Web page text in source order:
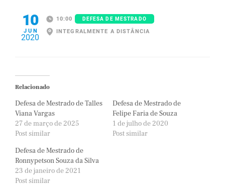
10
JUN
2020
10:00 DEFESA DE MESTRADO
INTEGRALMENTE A DISTÂNCIA
Relacionado
Defesa de Mestrado de Talles
Viana Vargas
27 de março de 2025
Post similar
Defesa de Mestrado de
Felipe Faria de Souza
1 de julho de 2020
Post similar
Defesa de Mestrado de
Ronnypetson Souza da Silva
23 de janeiro de 2021
Post similar